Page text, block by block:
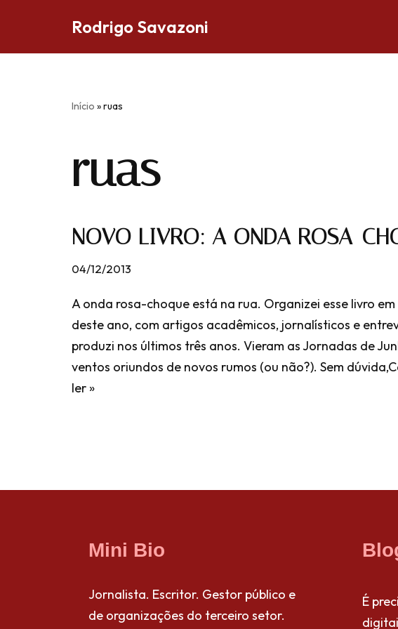
Rodrigo Savazoni
Início »ruas
ruas
NOVO LIVRO: A ONDA ROSA-
04/12/2013
A onda rosa-choque está na rua. Organizei esse livro
deste ano, com artigos acadêmicos, jornalísticos e
produzi nos últimos três anos. Vieram as Jornadas de
ventos oriundos de novos rumos (ou não?). Sem dúvida,
ler »
Mini Bio
Jornalista. Escritor. Gestor público e
de organizações do terceiro setor.
É